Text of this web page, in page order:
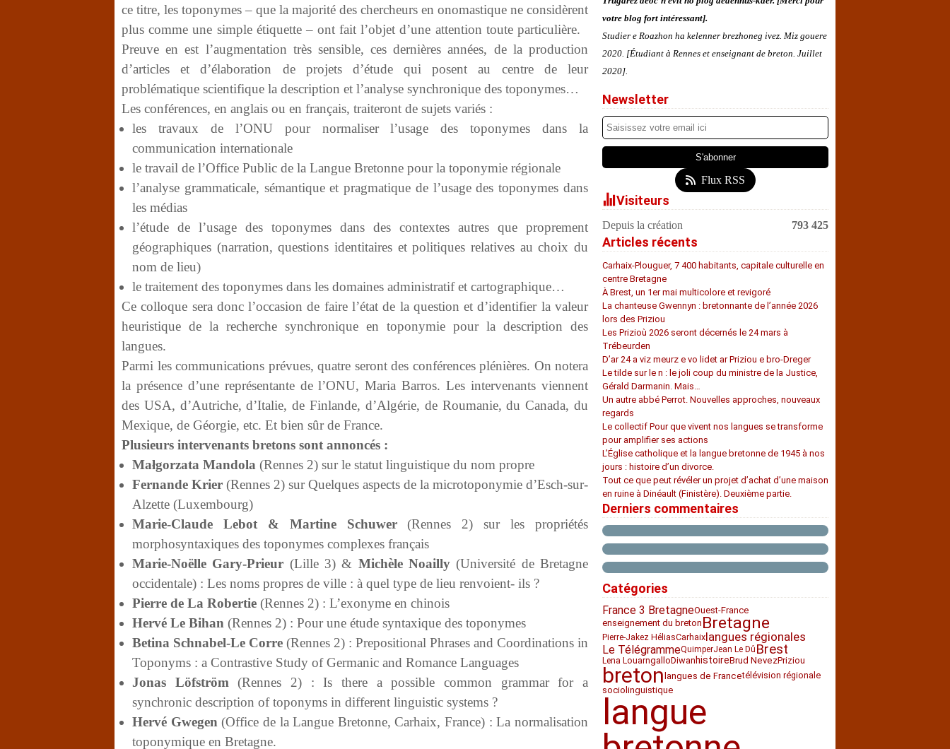
ce titre, les toponymes – que la majorité des chercheurs en onomastique ne considèrent
plus comme une simple étiquette – ont fait l’objet d’une attention toute particulière.
Preuve en est l’augmentation très sensible, ces dernières années, de la production
d’articles et d’élaboration de projets d’étude qui posent au centre de leur
problématique scientifique la description et l’analyse synchronique des toponymes…
Les conférences, en anglais ou en français, traiteront de sujets variés :
les travaux de l’ONU pour normaliser l’usage des toponymes dans la
communication internationale
le travail de l’Office Public de la Langue Bretonne pour la toponymie régionale
l’analyse grammaticale, sémantique et pragmatique de l’usage des toponymes dans
les médias
l’étude de l’usage des toponymes dans des contextes autres que proprement
géographiques (narration, questions identitaires et politiques relatives au choix du
nom de lieu)
le traitement des toponymes dans les domaines administratif et cartographique…
Ce colloque sera donc l’occasion de faire l’état de la question et d’identifier la valeur
heuristique de la recherche synchronique en toponymie pour la description des
langues.
Parmi les communications prévues, quatre seront des conférences plénières. On notera
la présence d’une représentante de l’ONU, Maria Barros. Les intervenants viennent
des USA, d’Autriche, d’Italie, de Finlande, d’Algérie, de Roumanie, du Canada, du
Mexique, de Géorgie, etc. Et bien sûr de France.
Plusieurs intervenants bretons sont annoncés :
Małgorzata Mandola (Rennes 2) sur le statut linguistique du nom propre
Fernande Krier (Rennes 2) sur Quelques aspects de la microtoponymie d’Esch-sur-
Alzette (Luxembourg)
Marie-Claude Lebot & Martine Schuwer(Rennes 2) sur les propriétés
morphosyntaxiques des toponymes complexes français
Marie-Noëlle Gary-Prieur (Lille 3) & Michèle Noailly (Université de Bretagne
occidentale) : Les noms propres de ville : à quel type de lieu renvoient- ils ?
Pierre de La Robertie (Rennes 2) : L’exonyme en chinois
Hervé Le Bihan (Rennes 2) : Pour une étude syntaxique des toponymes
Betina Schnabel-Le Corre (Rennes 2) : Prepositional Phrases and Coordinations in
Toponyms : a Contrastive Study of Germanic and Romance Languages
Jonas Löfström (Rennes 2) : Is there a possible common grammar for a
synchronic description of toponyms in different linguistic systems ?
Hervé Gwegen (Office de la Langue Bretonne, Carhaix, France) : La normalisation
toponymique en Bretagne.
votre blog fort intéressant].
Studier e Roazhon ha kelenner brezhoneg ivez. Miz gouere
2020. [Étudiant à Rennes et enseignant de breton. Juillet
2020].
Newsletter
Flux RSS
Visiteurs
Depuis la création 793 425
Articles récents
Carhaix-Plouguer, 7 400 habitants, capitale culturelle en
centre Bretagne
À Brest, un 1er mai multicolore et revigoré
La chanteuse Gwennyn : bretonnante de l’année 2026
lors des Priziou
Les Prizioù 2026 seront décernés le 24 mars à
Trébeurden
D’ar 24 a viz meurz e vo lidet ar Priziou e bro-Dreger
Le tilde sur le n : le joli coup du ministre de la Justice,
Gérald Darmanin. Mais…
Un autre abbé Perrot. Nouvelles approches, nouveaux
regards
Le collectif Pour que vivent nos langues se transforme
pour amplifier ses actions
L’Église catholique et la langue bretonne de 1945 à nos
jours : histoire d’un divorce.
Tout ce que peut révéler un projet d’achat d’une maison
en ruine à Dinéault (Finistère). Deuxième partie.
Derniers commentaires
Catégories
France 3 BretagneOuest-France
enseignement du breton Bretagne
Pierre-Jakez HéliasCarhaixlangues régionales
Le TélégrammeQuimperJean Le Dû Brest
Lena LouarngalloDiwan histoireBrud NevezPriziou
bretonlangues de Francetélévision régionale
sociolinguistique
langue